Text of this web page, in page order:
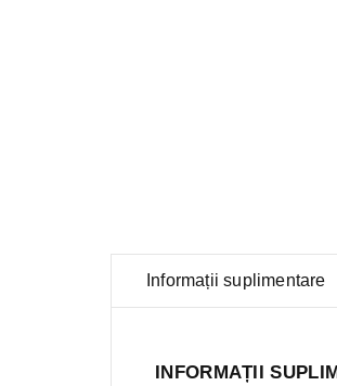
Informații suplimentare
INFORMAȚII